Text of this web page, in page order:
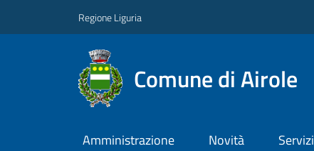
Regione Liguria
Comune di Airole
Amministrazione Novità Servizi